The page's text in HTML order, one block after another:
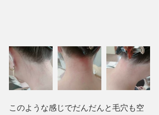
このような感じでだんだんと毛穴も空